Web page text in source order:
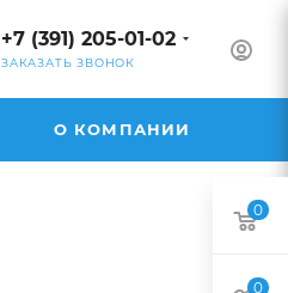
+7 (391) 205-01-02
ЗАКАЗАТЬ ЗВОНОК
О КОМПАНИИ
0
0